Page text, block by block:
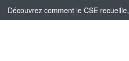
Découvrez comment le CSE